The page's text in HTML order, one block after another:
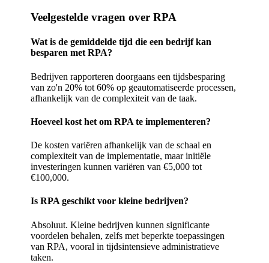
Veelgestelde vragen over RPA
Wat is de gemiddelde tijd die een bedrijf kan
besparen met RPA?
Bedrijven rapporteren doorgaans een tijdsbesparing
van zo'n 20% tot 60% op geautomatiseerde processen,
afhankelijk van de complexiteit van de taak.
Hoeveel kost het om RPA te implementeren?
De kosten variëren afhankelijk van de schaal en
complexiteit van de implementatie, maar initiële
investeringen kunnen variëren van €5,000 tot
€100,000.
Is RPA geschikt voor kleine bedrijven?
Absoluut. Kleine bedrijven kunnen significante
voordelen behalen, zelfs met beperkte toepassingen
van RPA, vooral in tijdsintensieve administratieve
taken.